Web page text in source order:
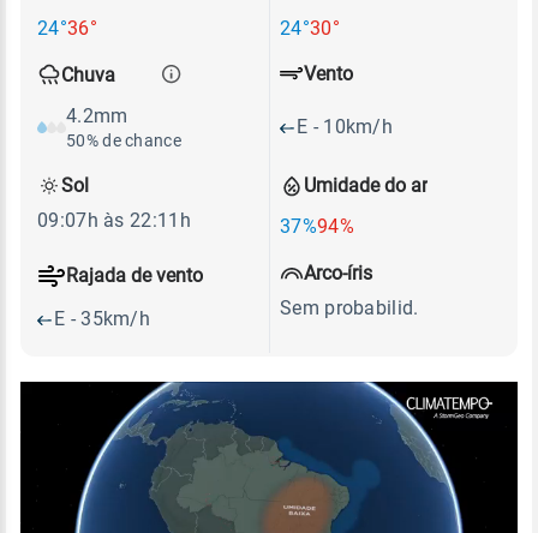
24°36°
24°30°
Chuva
4.2mm
50% de chance
Umidade do ar
37%94%
Vento
E - 10km/h
Rajada de vento
E - 35km/h
Sol
09:07h às 22:11h
Arco-íris
Sem probabilid.